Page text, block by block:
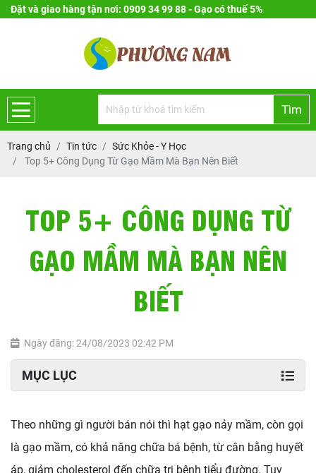
Đặt và giao hàng tận nơi: 0909 34 99 88 - Gạo có thuế 5%
Tìm
Trang chủ Tin tức
Sức Khỏe - Y Học
Top 5+ Công Dụng Từ Gạo Mầm Mà Bạn Nên Biết
TOP 5+ CÔNG DỤNG TỪ
GẠO MẦM MÀ BẠN NÊN
BIẾT
Ngày đăng: 24/08/2023 02:42 PM
MỤC LỤC
Theo những gì người bán nói thì hạt gạo nảy mầm, còn gọi
là gạo mầm, có khả năng chữa bá bệnh, từ cân bằng huyết
áp, giảm cholesterol đến chữa trị bệnh tiểu đường. Tuy